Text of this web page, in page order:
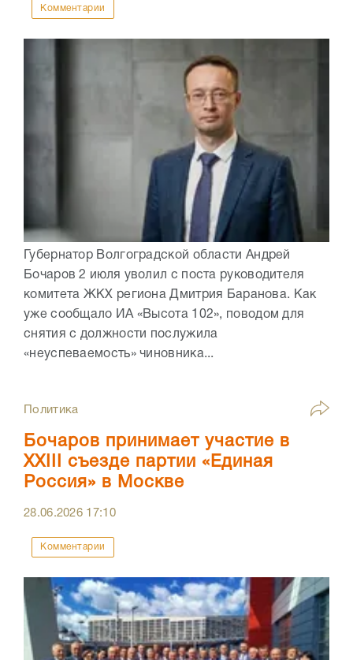
Комментарии
Губернатор Волгоградской области Андрей
Бочаров 2 июля уволил с поста руководителя
комитета ЖКХ региона Дмитрия Баранова. Как
уже сообщало ИА «Высота 102», поводом для
снятия с должности послужила
«неуспеваемость» чиновника...
Политика
Бочаров принимает участие в
XXIII съезде партии «Единая
Россия» в Москве
28.06.2026 17:10
Комментарии